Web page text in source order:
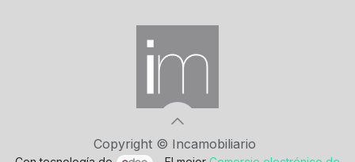
Copyright © Incamobiliario